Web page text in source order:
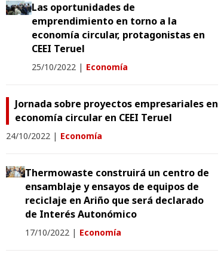
Las oportunidades de
emprendimiento en torno a la
economía circular, protagonistas en
CEEI Teruel
25/10/2022 | Economía
Jornada sobre proyectos empresariales en
economía circular en CEEI Teruel
24/10/2022 | Economía
Thermowaste construirá un centro de
ensamblaje y ensayos de equipos de
reciclaje en Ariño que será declarado
de Interés Autonómico
17/10/2022 | Economía